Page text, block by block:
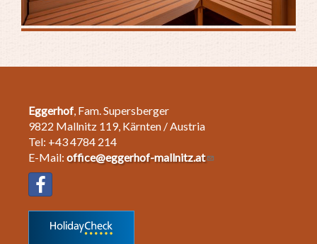
Eggerhof, Fam. Supersberger
9822 Mallnitz 119, Kärnten / Austria
Tel: +43 4784 214
E-Mail: office@eggerhof-mallnitz.at